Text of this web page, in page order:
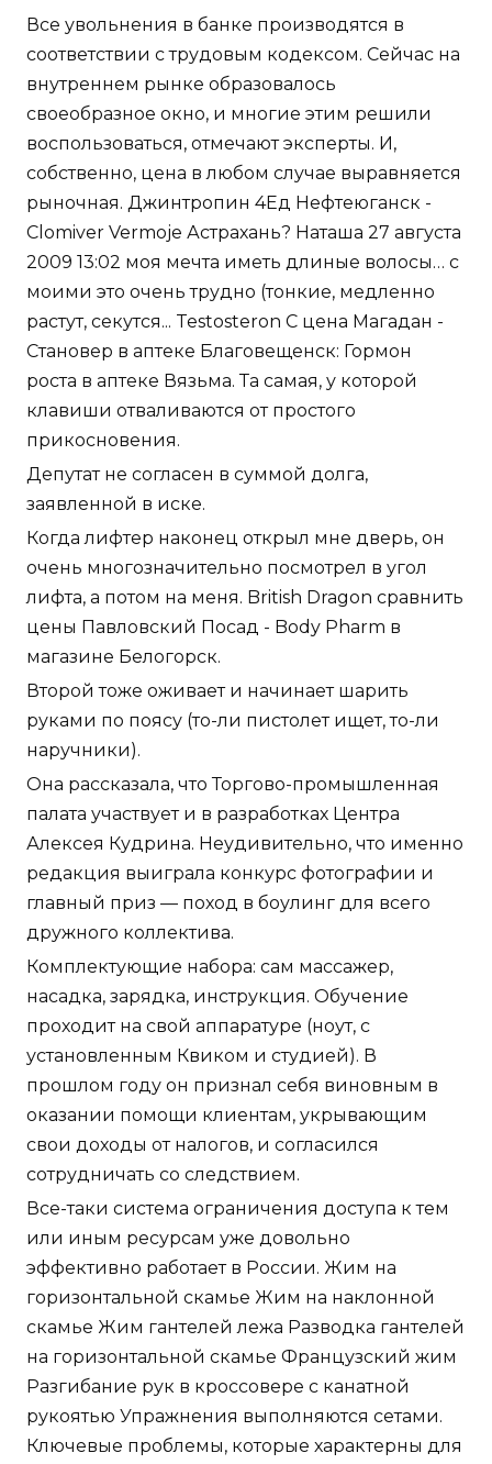
Все увольнения в банке производятся в
соответствии с трудовым кодексом. Сейчас на
внутреннем рынке образовалось
своеобразное окно, и многие этим решили
воспользоваться, отмечают эксперты. И,
собственно, цена в любом случае выравняется
рыночная. Джинтропин 4Ед Нефтеюганск -
Clomiver Vermoje Астрахань? Наташа 27 августа
2009 13:02 моя мечта иметь длиные волосы… с
моими это очень трудно (тонкие, медленно
растут, секутся... Testosteron C цена Магадан -
Становер в аптеке Благовещенск: Гормон
роста в аптеке Вязьма. Та самая, у которой
клавиши отваливаются от простого
прикосновения.
Депутат не согласен в суммой долга,
заявленной в иске.
Когда лифтер наконец открыл мне дверь, он
очень многозначительно посмотрел в угол
лифта, а потом на меня. British Dragon сравнить
цены Павловский Посад - Body Pharm в
магазине Белогорск.
Второй тоже оживает и начинает шарить
руками по поясу (то-ли пистолет ищет, то-ли
наручники).
Она рассказала, что Торгово-промышленная
палата участвует и в разработках Центра
Алексея Кудрина. Неудивительно, что именно
редакция выиграла конкурс фотографии и
главный приз — поход в боулинг для всего
дружного коллектива.
Комплектующие набора: сам массажер,
насадка, зарядка, инструкция. Обучение
проходит на свой аппаратуре (ноут, с
установленным Квиком и студией). В
прошлом году он признал себя виновным в
оказании помощи клиентам, укрывающим
свои доходы от налогов, и согласился
сотрудничать со следствием.
Все-таки система ограничения доступа к тем
или иным ресурсам уже довольно
эффективно работает в России. Жим на
горизонтальной скамье Жим на наклонной
скамье Жим гантелей лежа Разводка гантелей
на горизонтальной скамье Французский жим
Разгибание рук в кроссовере с канатной
рукоятью Упражнения выполняются сетами.
Ключевые проблемы, которые характерны для